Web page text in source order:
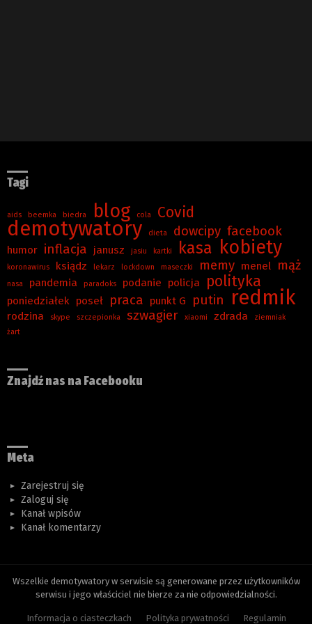
Tagi
aids beemka biedra blog cola Covid
demotywatory dieta dowcipy facebook
humor inflacja janusz jasiu kartki kasa kobiety
koronawirus ksiądz lekarz lockdown maseczki memy menel mąż
nasa pandemia paradoks podanie policja polityka
poniedziałek poseł praca punkt G putin redmik
rodzina skype szczepionka szwagier xiaomi zdrada
ziemniak
żart
Znajdź nas na Facebooku
Meta
Zarejestruj się
Zaloguj się
Kanał wpisów
Kanał komentarzy
Wszelkie demotywatory w serwisie są generowane przez użytkowników
serwisu i jego właściciel nie bierze za nie odpowiedzialności.
Informacja o ciasteczkach Polityka prywatności Regulamin